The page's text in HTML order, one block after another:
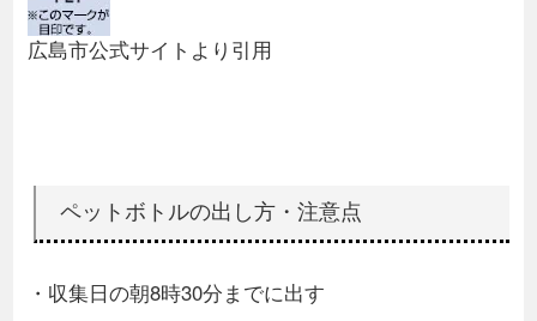
広島市公式サイトより引用
ペットボトルの出し方・注意点
・収集日の朝8時30分までに出す